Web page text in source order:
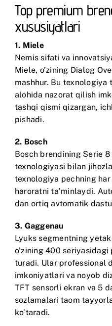
Top premium
xususiyatlari
1. Miele
Nemis sifati va
Miele, o’zining Dialog
mashhur. Bu texnologiya
alohida nazorat qilish
tashqi qismi qizargan,
pishadi.
2. Bosch
Bosch brendining Serie
texnologiyasi bilan
texnologiya pechning
haroratni ta’minlaydi.
dan ortiq avtomatik
3. Gaggenau
Lyuks segmentning
o’zining 400
turadi. Ular professional
imkoniyatlari va noyob
TFT sensorli ekran va 5
sozlamalari taom
ko’taradi.